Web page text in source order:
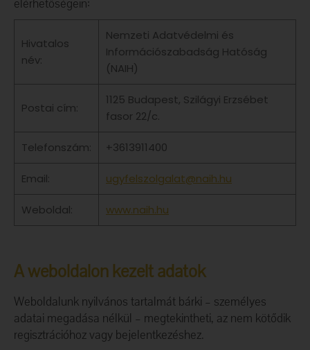
elérhetőségein:
Hivatalos
név:
Nemzeti Adatvédelmi és
Információszabadság Hatóság
(NAIH)
Postai cím:
1125 Budapest, Szilágyi Erzsébet
fasor 22/c.
Telefonszám: +3613911400
Email: ugyfelszolgalat@naih.hu
Weboldal: www.naih.hu
A weboldalon kezelt adatok
Weboldalunk nyilvános tartalmát bárki – személyes
adatai megadása nélkül – megtekintheti, az nem kötődik
regisztrációhoz vagy bejelentkezéshez.